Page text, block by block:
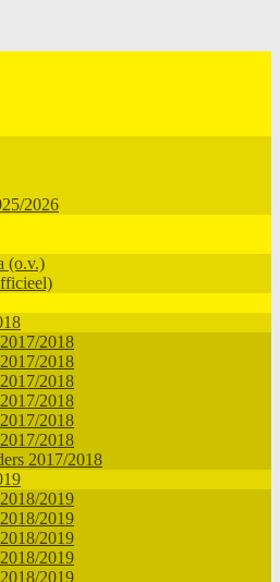
2026
(o.v.)
2018
2018
2018
2018
2018
2018
2017/2018
2019
2019
2019
2019
2019